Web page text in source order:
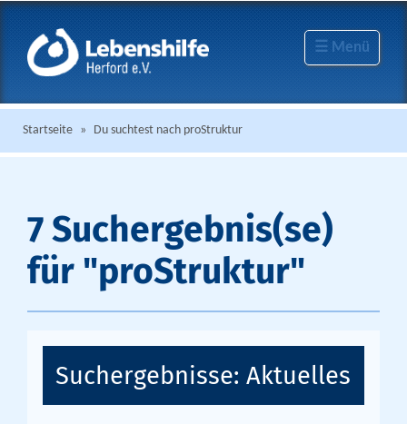
☰ Menü
Startseite » Du suchtest nach proStruktur
7 Suchergebnis(se)
für "proStruktur"
Suchergebnisse: Aktuelles